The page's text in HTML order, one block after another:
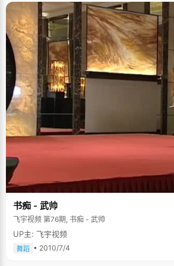
成现代诗人的欲望和潜质。 求芝蓉的求学欲望是天生的，2岁的时候，她自
己就跑到幼儿园去，跟着大自己三、四岁的大孩子
拼音、汉字和数字，为以后的早期教育打下了基础
收到了自己的第一本诗集——《古诗五十首》，开
歌。求芝蓉很有诗词天赋，记忆力也不错，在上小
首古诗，而且对于很多理解深入。这个数字是惊人
记住那么多。上学以后，求芝蓉对诗的狂热不减，
课余时间狂看诗集，那时候，她脑袋里大概能完整
一次诗歌大赛中她以一口气背出一百多首诗词而艺
已。并常常有"因古诗发狂，诗性大发，想做诗"的
诗，为同学们传阅。在众多诗人中，求芝蓉最喜欢
词，两位都是感情细腻，洒脱飘逸的性情中人，正
格契合，读他们的诗词更有如遇知己之感。至今，
的喜好，兴致到时偶作小赋。前段时间，妈妈从上
生（新昌的特产花生），品尝之余，求芝蓉有感而
香入口泪嘘唏。千里寄传非入贡，怜儿求学不得归
旦主人"。） 好书如命，不让人省心 除了诗词外，求芝蓉对小说散文也很喜
好，平时最爱干的事情就是买书，有闲暇和闲钱的
大本小本的书，桌上、地上、床底下都是书，并在
了家中的大书架。 求芝蓉读书内容广泛，尤其喜欢大部头，小学的时候，她
已经读完了四大名著，并开始攻关金庸的小说，"
倚碧鸳"，外加一部《越女剑》。她读这些小说大多
上课的时候老背着老师看小说，看似坐得很直，其
书呢。"多次批评无效后，老师只好把她调到了后
了。在这段做后排的日子里，求芝蓉完成了很多的
春情愫，这是后记。因此求芝蓉说自己是个不让人
一直不错，却常常让老师和家长头疼。在家里，父
书痴 - 武帅
飞宇视频 第76期, 书痴 - 武帅
UP主: 飞宇视频
舞蹈 • 2010/7/4